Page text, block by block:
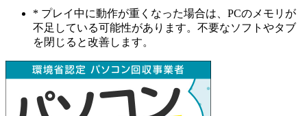
* プレイ中に動作が重くなった場合は、PCのメモリが
不足している可能性があります。不要なソフトやタブ
を閉じると改善します。